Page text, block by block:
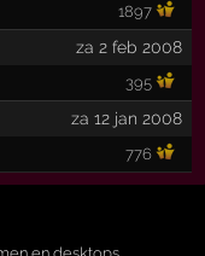
1897
za 2 feb 2008
395
za 12 jan 2008
776